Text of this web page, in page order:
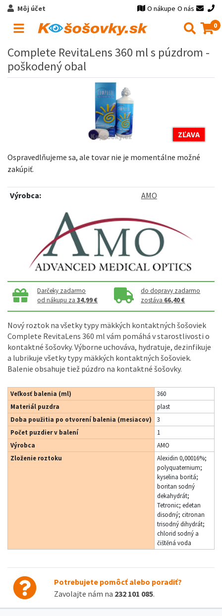
Môj účet O nákupe O nás
0
Complete RevitaLens 360 ml s púzdrom -
poškodený obal
ZĽAVA
Ospravedlňujeme sa, ale tovar nie je momentálne možné
zakúpiť.
Výrobca: AMO
Darčeky zadarmo
od nákupu za34,99 €
do dopravy zadarmo
zostáva 66,40 €
Nový roztok na všetky typy mäkkých kontaktných šošoviek
Complete RevitaLens 360 ml vám pomáhá v starostlivosti o
kontaktné šošovky. Výborne uchováva, hydratuje, dezinfikuje
a lubrikuje všetky typy mäkkých kontaktných šošoviek.
Balenie obsahuje tiež púzdro na kontaktné šošovky.
Veľkosť balenia (ml)
360
Materiál puzdra
plast
Doba použitia po otvorení balenia (mesiacov)
3
Počet puzdier v balení
1
Výrobca
AMO
Zloženie roztoku
Alexidin 0,00016%;
polyquaternium;
kyselina boritá;
boritan sodný
dekahydrát;
Tetronic; edetan
disodný; citronan
trisodný dihydrát;
chlorid sodný a
čištěná voda
Potrebujete pomôcť alebo poradiť?
Zavolajte nám na 232 101 085.